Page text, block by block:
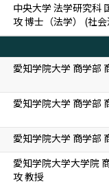
中央大学 法学研究科
攻 博士（法学） (社
愛知学院大学 商学部
愛知学院大学 商学部
愛知学院大学 商学部
愛知学院大学大学院
攻 教授